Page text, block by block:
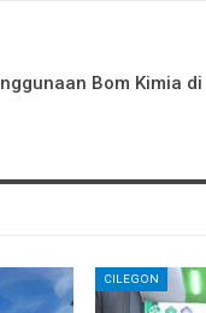
Bom Kimia di
CILEGON